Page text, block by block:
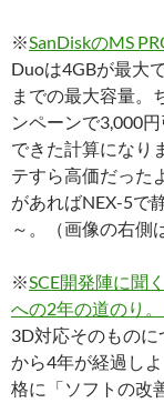
※SanDiskのMS
Duoは4GBが最大
までの最大容量。
ンペーンで3,000
できた計算になり
テすら高価だった
があればNEX-5で
～。（画像の右側
※SCE開発陣に聞
への2年の道のり
3D対応そのもの
から4年が経過し
格に「ソフトの改